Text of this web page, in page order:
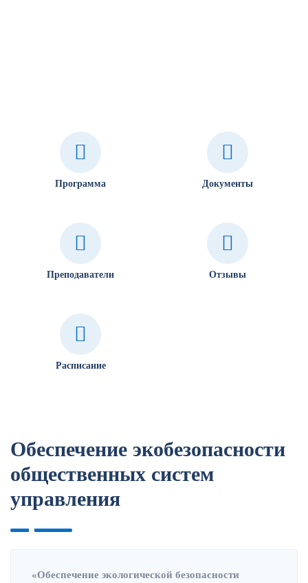
Программа Документы
Преподаватели Отзывы
Расписание
Обеспечение экобезопасности
общественных систем
управления
«Обеспечение экологической безопасности